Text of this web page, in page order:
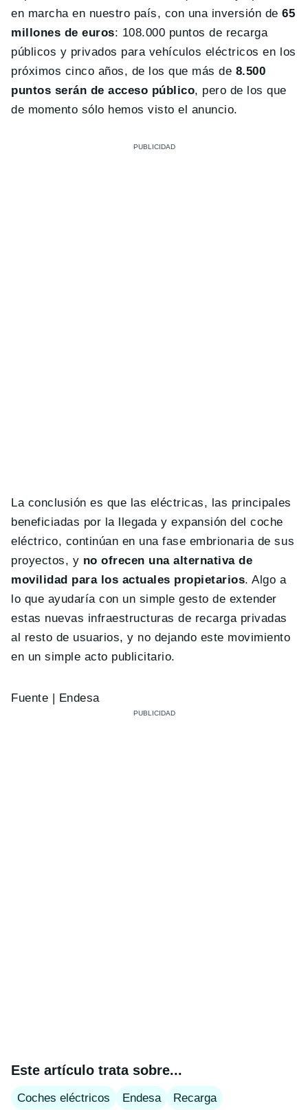
en marcha en nuestro país, con una inversión de65
millones de euros: 108.000 puntos de recarga
públicos y privados para vehículos eléctricos en los
próximos cinco años, de los que más de 8.500
puntos serán de acceso público, pero de los que
de momento sólo hemos visto el anuncio.
La conclusión es que las eléctricas, las principales
beneficiadas por la llegada y expansión del coche
eléctrico, continúan en una fase embrionaria de sus
proyectos, y no ofrecen una alternativa de
movilidad para los actuales propietarios. Algo a
lo que ayudaría con un simple gesto de extender
estas nuevas infraestructuras de recarga privadas
al resto de usuarios, y no dejando este movimiento
en un simple acto publicitario.
Fuente | Endesa
Este artículo trata sobre...
Coches eléctricos Endesa Recarga